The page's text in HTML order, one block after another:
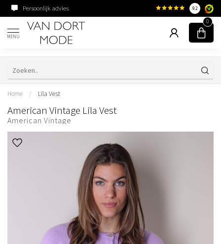
Persoonlijk advies Familiebedrijf sinds
9.2
MENU
0
Home / Lila Vest
American Vintage Lila Vest
American Vintage